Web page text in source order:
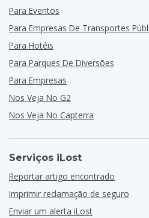
Para Eventos
Para Empresas De Transportes
Para Hotéis
Para Parques De Diversões
Para Empresas
Nos Veja No G2
Nos Veja No Capterra
Serviços iLost
Reportar artigo encontrado
Imprimir reclamação de seguro
Enviar um alerta iLost